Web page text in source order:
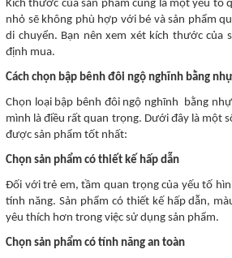
Kích thước của sản phẩm cũng là một yếu tố
nhỏ sẽ không phù hợp với bé và sản phẩm
di chuyển. Bạn nên xem xét kích thước của
định mua.
Cách chọn bập bênh đôi ngộ nghĩnh bằng
Chọn loại bập bênh đôi ngộ nghĩnh bằng
mình là điều rất quan trọng. Dưới đây là một
được sản phẩm tốt nhất:
Chọn sản phẩm có thiết kế hấp dẫn
Đối với trẻ em, tầm quan trọng của yếu tố
tính năng. Sản phẩm có thiết kế hấp dẫn,
yêu thích hơn trong việc sử dụng sản phẩm.
Chọn sản phẩm có tính năng an toàn